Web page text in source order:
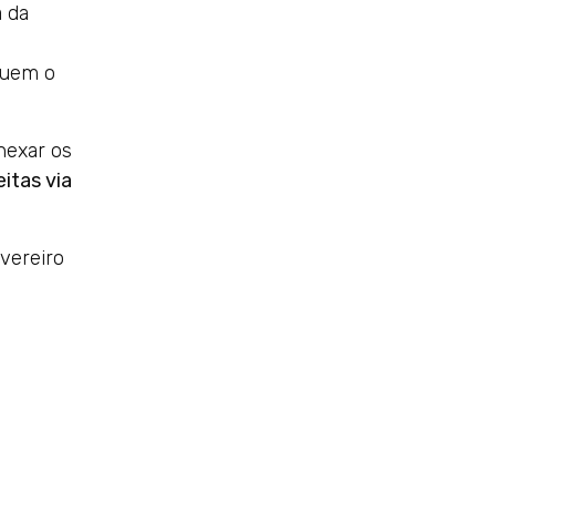
da
o
os
via